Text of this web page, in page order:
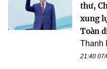
thư,
xung
Toàn
Thanh
21:40